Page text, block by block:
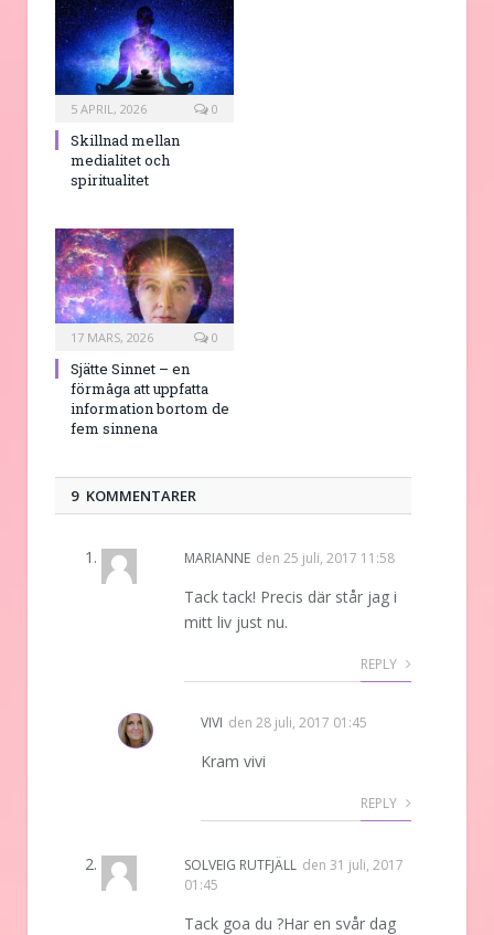
5 APRIL, 2026 0
Skillnad mellan
medialitet och
spiritualitet
17 MARS, 2026 0
Sjätte Sinnet – en
förmåga att uppfatta
information bortom de
fem sinnena
9 KOMMENTARER
MARIANNE den 25 juli, 2017 11:58
Tack tack! Precis där står jag i
mitt liv just nu.
REPLY
VIVI den 28 juli, 2017 01:45
Kram vivi
REPLY
SOLVEIG RUTFJÄLL den 31 juli, 2017
01:45
Tack goa du ?Har en svår dag